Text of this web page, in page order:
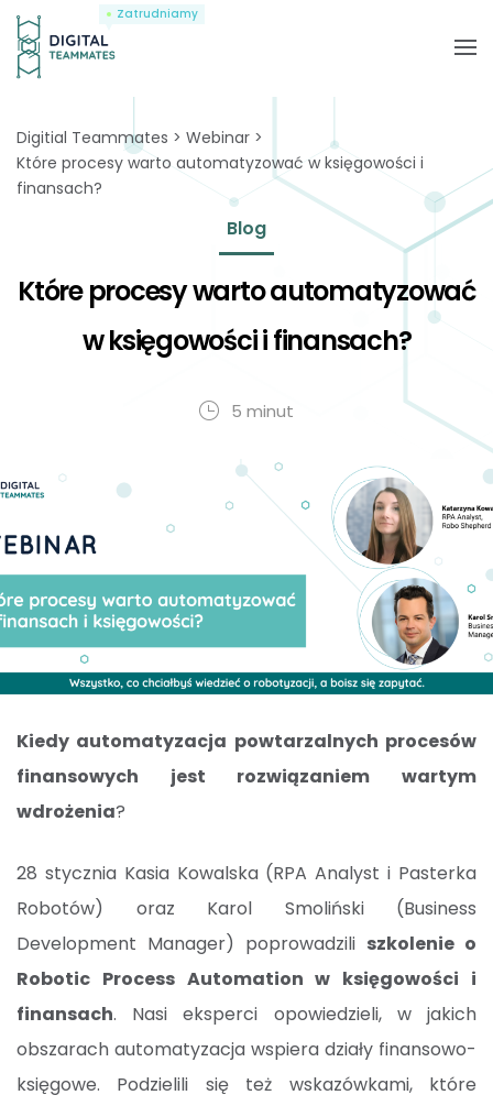
Zatrudniamy
Digitial Teammates
Webinar
Które procesy warto automatyzować w księgowości i
finansach?
Blog
Które procesy warto automatyzować
w księgowości i finansach?
5 minut
Kiedy automatyzacja powtarzalnych procesów
finansowych jest rozwiązaniem wartym
wdrożenia?
28 stycznia Kasia Kowalska (RPA Analyst i Pasterka
Robotów) oraz Karol Smoliński (Business
Development Manager) poprowadzili szkolenie o
Robotic Process Automation w księgowości i
finansach. Nasi eksperci opowiedzieli, w jakich
obszarach automatyzacja wspiera działy finansowo-
księgowe. Podzielili się też wskazówkami, które